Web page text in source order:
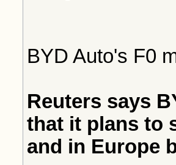
BYD Auto's F0
Reuters says
that it plans to
and in Europe